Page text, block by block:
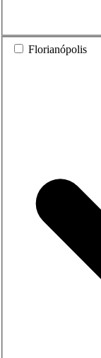
Florianópolis